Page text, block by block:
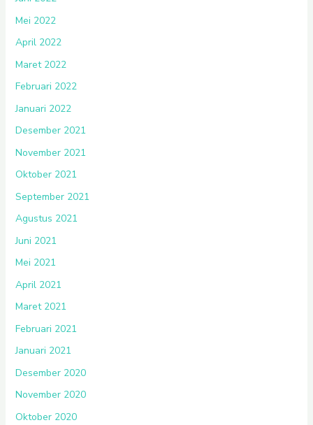
Mei 2022
April 2022
Maret 2022
Februari 2022
Januari 2022
Desember 2021
November 2021
Oktober 2021
September 2021
Agustus 2021
Juni 2021
Mei 2021
April 2021
Maret 2021
Februari 2021
Januari 2021
Desember 2020
November 2020
Oktober 2020